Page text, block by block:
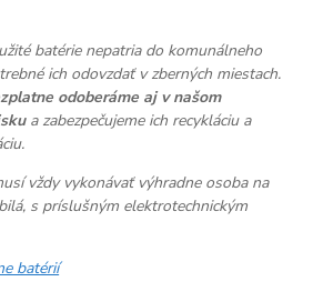
batérie nepatria do komunálneho
ich odovzdať v zberných miestach.
odoberáme aj v našom
a zabezpečujeme ich recykláciu a
vždy vykonávať výhradne osoba na
s príslušným elektrotechnickým
batérií